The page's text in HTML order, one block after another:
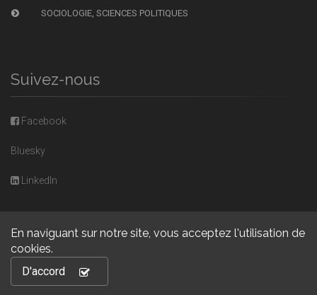
En naviguant sur notre site, vous acceptez l'utilisation de
cookies.
D'accord
SOCIOLOGIE, SCIENCES POLITIQUES
Suivez-nous
Facebook
Bluesky
LinkedIn